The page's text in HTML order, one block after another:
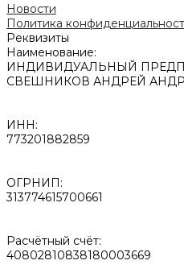
Новости
Политика
Реквизиты
Наименование:
ИНДИВИДУАЛЬНЫЙ
СВЕШНИКОВ АНДРЕЙ
ИНН:
773201882859
ОГРНИП:
313774615700661
Расчётный счёт:
40802810838180003669